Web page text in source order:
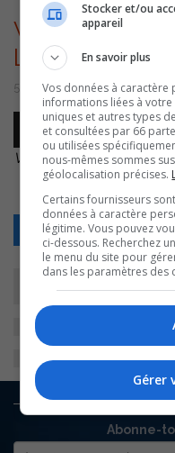
Vincent
Lumières –
5 décembre 2022 | Par
Lecteur
audio
00:00
Vincent Deguise –
Retour
Abonne-
Stocker et/ou
appareil
En savoir plus
Vos données à
informations liées à
uniques et autres types
et consultées par 66
ou utilisées
nous-mêmes sommes
géolocalisation précises.
Certains fournisseurs
données à caractère
légitime. Vous pouvez
ci-dessous. Recherchez
le menu du site pour
dans les paramètres des
Gérer